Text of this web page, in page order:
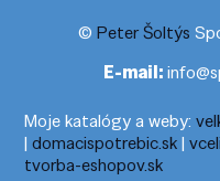
© Peter Šoltýs
E-mail:
Moje katalógy a weby:
|domacispotrebic.sk|
tvorba-eshopov.sk